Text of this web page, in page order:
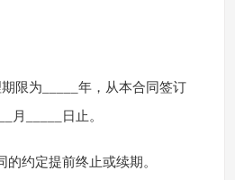
限为_____年，从本合同签订
月_____日止。
的约定提前终止或续期。